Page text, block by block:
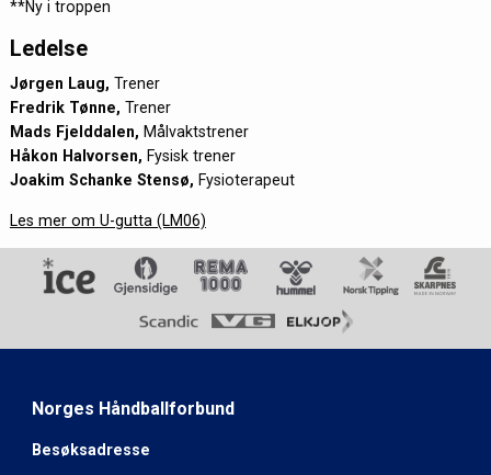
**Ny i troppen
Ledelse
Jørgen Laug, Trener
Fredrik Tønne, Trener
Mads Fjelddalen, Målvaktstrener
Håkon Halvorsen, Fysisk trener
Joakim Schanke Stensø, Fysioterapeut
Les mer om U-gutta (LM06)
Norges Håndballforbund
Besøksadresse